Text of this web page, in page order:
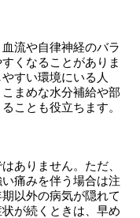
流や自律神経のバラ
くなることがありま
すい環境にいる人
まめな水分補給や部
ことも役立ちます。
ありません。ただ、
痛みを伴う場合は注
以外の病気が隠れて
が続くときは、早め